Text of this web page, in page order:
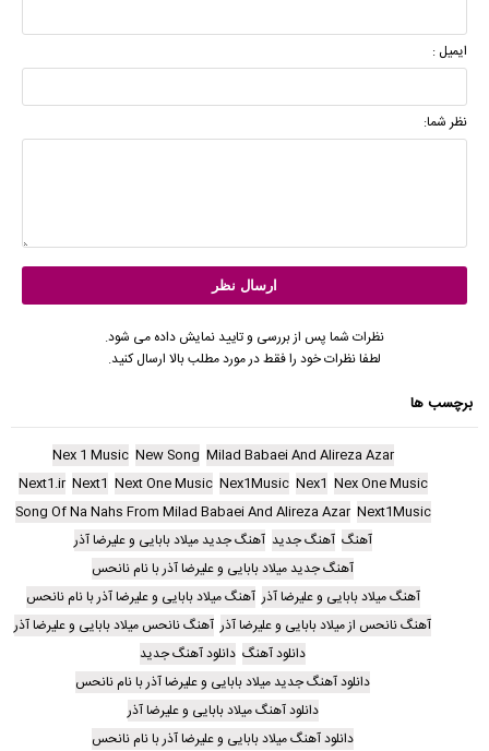
ایمیل :
نظر شما:
نظرات شما پس از بررسی و تایید نمایش داده می شود.
لطفا نظرات خود را فقط در مورد مطلب بالا ارسال کنید.
برچسب ها
Milad Babaei And Alireza Azar
New Song
Nex 1 Music
Nex One Music
Nex1
Nex1Music
Next One Music
Next1
Next1.ir
Next1Music
Song Of Na Nahs From Milad Babaei And Alireza Azar
آهنگ آهنگ جدید آهنگ جدید میلاد بابایی و علیرضا آذر
آهنگ جدید میلاد بابایی و علیرضا آذر با نام نانحس
آهنگ میلاد بابایی و علیرضا آذر آهنگ میلاد بابایی و علیرضا آذر با نام نانحس
آهنگ نانحس از میلاد بابایی و علیرضا آذر آهنگ نانحس میلاد بابایی و علیرضا آذر
دانلود آهنگ دانلود آهنگ جدید
دانلود آهنگ جدید میلاد بابایی و علیرضا آذر با نام نانحس
دانلود آهنگ میلاد بابایی و علیرضا آذر
دانلود آهنگ میلاد بابایی و علیرضا آذر با نام نانحس